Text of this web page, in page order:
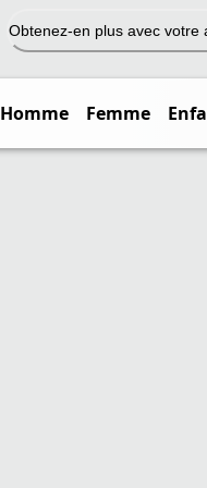
Obtenez-en plus avec votre
Homme Femme